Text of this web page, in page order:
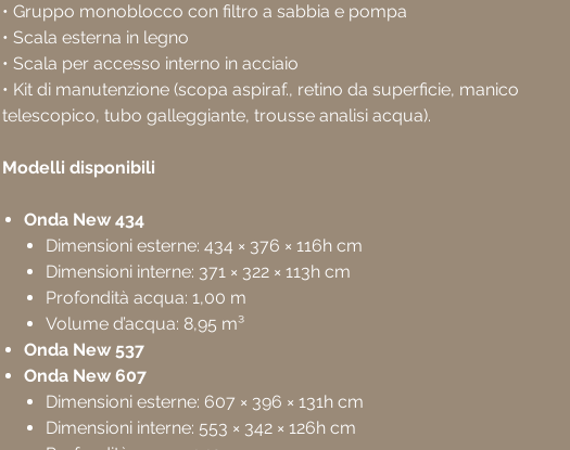
• Gruppo monoblocco con filtro a sabbia e pompa
• Scala esterna in legno
• Scala per accesso interno in acciaio
• Kit di manutenzione (scopa aspiraf., retino da superficie, manico
telescopico, tubo galleggiante, trousse analisi acqua).
Modelli disponibili
Onda New 434
Dimensioni esterne: 434 × 376 × 116h cm
Dimensioni interne: 371 × 322 × 113h cm
Profondità acqua: 1,00 m
Volume d’acqua: 8,95 m³
Onda New 537
Onda New 607
Dimensioni esterne: 607 × 396 × 131h cm
Dimensioni interne: 553 × 342 × 126h cm